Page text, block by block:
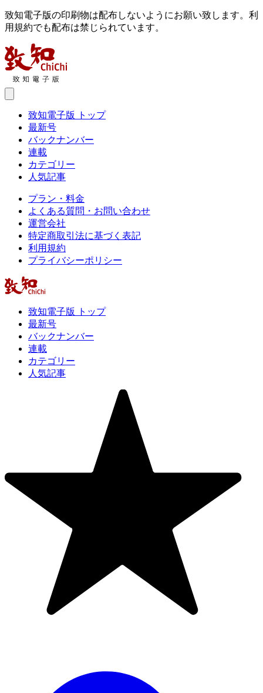
致知電子版の印刷物は配布しないようにお願い致します。利
用規約でも配布は禁じられています。
致知電子版 トップ
最新号
バックナンバー
連載
カテゴリー
人気記事
プラン・料金
よくある質問・お問い合わせ
運営会社
特定商取引法に基づく表記
利用規約
プライバシーポリシー
致知電子版 トップ
最新号
バックナンバー
連載
カテゴリー
人気記事